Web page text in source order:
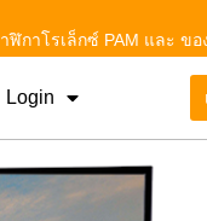
กาโรเล็กซ์ PAM และ ขอ
Login